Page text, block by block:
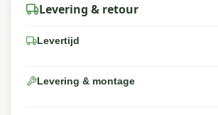
Levering & retour
Levertijd
Levering & montage